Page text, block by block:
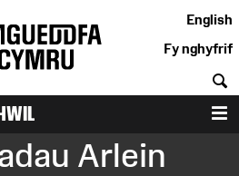
English
Fy nghyfrif
Arlein